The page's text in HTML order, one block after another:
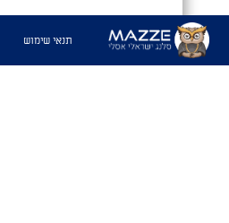
תנאי שימוש